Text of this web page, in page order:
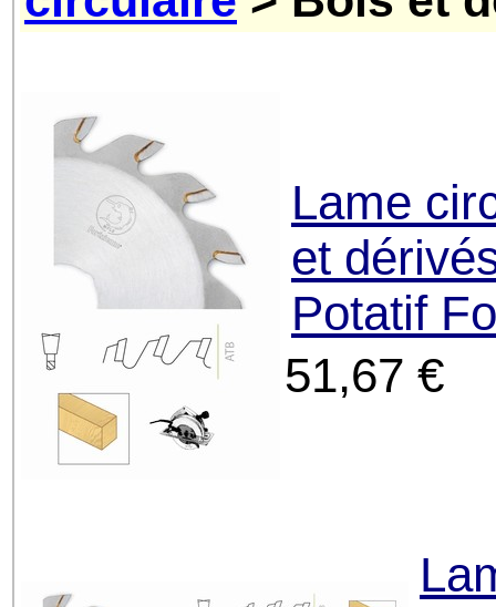
Lame
et
Potatif
51,67 €